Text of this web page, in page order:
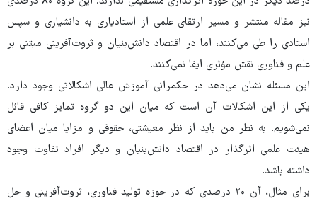
نیز مقاله منتشر و مسیر ارتقای علمی از استادیاری به دانشیاری و سپس
استادی را طی می‌کنند، اما در اقتصاد دانش‌بنیان و ثروت‌آفرینی مبتنی بر
علم و فناوری نقش مؤثری ایفا نمی‌کنند.
این مسئله نشان می‌دهد در حکمرانی آموزش عالی اشکالاتی وجود دارد.
یکی از این اشکالات آن است که میان این دو گروه تمایز کافی قائل
نمی‌شویم. به نظر من باید از نظر معیشتی، حقوقی و مزایا میان اعضای
هیئت علمی اثرگذار در اقتصاد دانش‌بنیان و دیگر افراد تفاوت وجود
داشته باشد.
برای مثال، آن ۲۰ درصدی که در حوزه تولید فناوری، ثروت‌آفرینی و حل